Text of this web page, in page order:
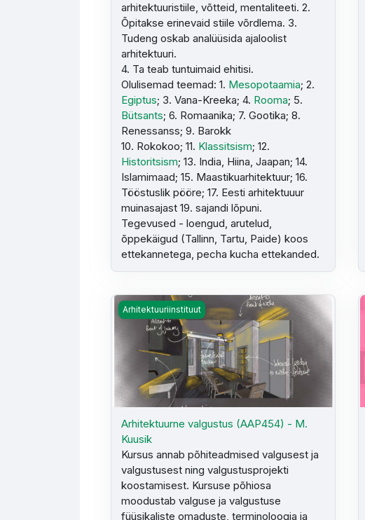
arhitektuuristiile, võtteid, mentaliteeti. 2.
Õpitakse erinevaid stiile võrdlema. 3.
Tudeng oskab analüüsida ajaloolist
arhitektuuri.
4. Ta teab tuntuimaid ehitisi.
Olulisemad teemad: 1. Mesopotaamia; 2.
Egiptus; 3. Vana-Kreeka; 4. Rooma; 5.
Bütsants; 6. Romaanika; 7. Gootika; 8.
Renessanss; 9. Barokk
10. Rokokoo; 11. Klassitsism; 12.
Historitsism; 13. India, Hiina, Jaapan; 14.
Islamimaad; 15. Maastikuarhitektuur; 16.
Tööstuslik pööre; 17. Eesti arhitektuuur
muinasajast 19. sajandi lõpuni.
Tegevused - loengud, arutelud,
õppekäigud (Tallinn, Tartu, Paide) koos
ettekannetega, pecha kucha ettekanded.
Arhitektuurne valgustus (AAP454) - M. Kuusik
Arhitektuuriinstituut
Arhitektuurne valgustus (AAP454) - M.
Kuusik
Kursus annab põhiteadmised valgusest ja
valgustusest ning valgustusprojekti
koostamisest. Kursuse põhiosa
moodustab valguse ja valgustuse
füüsikaliste omaduste, terminoloogia ja